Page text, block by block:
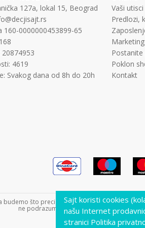
127a, lokal 15, Beograd
160-0000000453899-65
20874953
4619
Svakog dana od 8h do 20h
Vaši utisci
Predlozi,
Marketing
Poklon
Kontakt
budemo što precizniji u opisu proizvoda,
ne podrazumeva da su dostupni u svakom
Sajt koristi cookies
našu Internet
stranici Politika